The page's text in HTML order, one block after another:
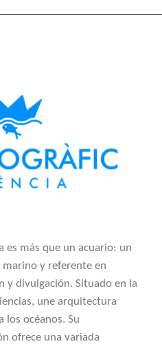
es más que un acuario: un
y referente en
y divulgación. Situado en la
une arquitectura
los océanos. Su
ofrece una variada